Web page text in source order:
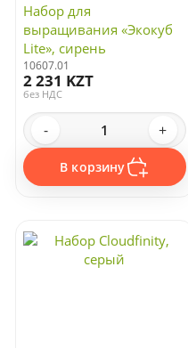
Набор для
выращивания «Экокуб
Lite», сирень
10607.01
2 231 KZT
без НДС
- +
В корзину